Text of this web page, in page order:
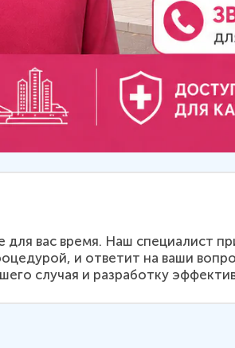
вас время. Наш специалист
и ответит на ваши
случая и разработку